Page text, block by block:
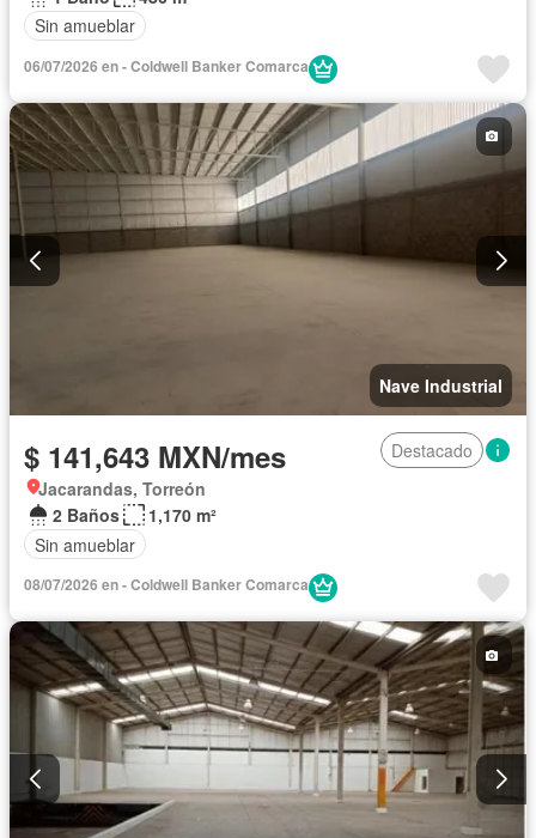
Sin amueblar
06/07/2026 en - Coldwell Banker Comarca
Nave Industrial
$ 141,643 MXN/mes
Destacado
Jacarandas, Torreón
2 Baños
1,170 m²
Sin amueblar
08/07/2026 en - Coldwell Banker Comarca